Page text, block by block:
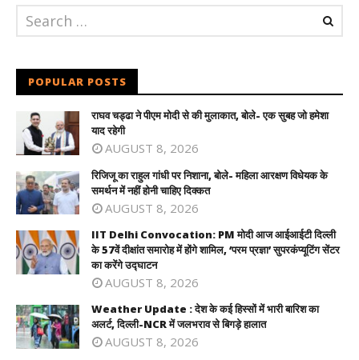
POPULAR POSTS
राघव चड्ढा ने पीएम मोदी से की मुलाकात, बोले- एक सुबह जो हमेशा
याद रहेगी
AUGUST 8, 2026
रिजिजू का राहुल गांधी पर निशाना, बोले- महिला आरक्षण विधेयक के
समर्थन में नहीं होनी चाहिए दिक्कत
AUGUST 8, 2026
IIT Delhi Convocation: PM मोदी आज आईआईटी दिल्ली
के 57वें दीक्षांत समारोह में होंगे शामिल, ‘परम प्रज्ञा’ सुपरकंप्यूटिंग सेंटर
का करेंगे उद्घाटन
AUGUST 8, 2026
Weather Update : देश के कई हिस्सों में भारी बारिश का
अलर्ट, दिल्ली-NCR में जलभराव से बिगड़े हालात
AUGUST 8, 2026